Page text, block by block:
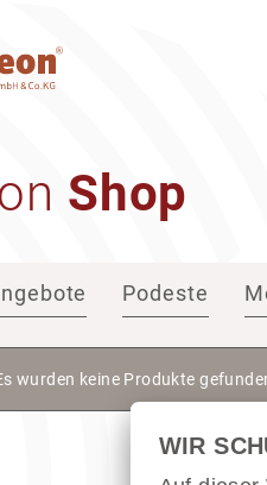
Shop
Podeste
wurden keine Produkte